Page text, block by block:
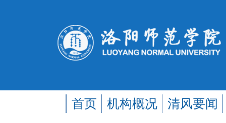
首页 机构概况 清风要闻